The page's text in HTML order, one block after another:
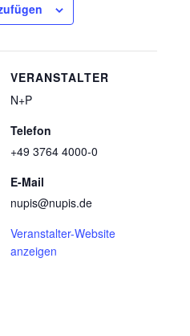
VERANSTALTER
N+P
Telefon
+49 3764 4000-0
E-Mail
nupis@nupis.de
Veranstalter-Website
anzeigen